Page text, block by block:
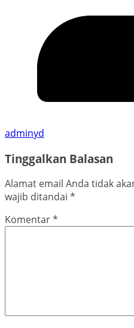
adminyd
Tinggalkan Balasan
Alamat email Anda tidak
wajib ditandai *
Komentar*